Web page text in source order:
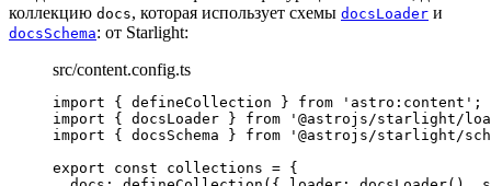
коллекцию docs, которая использует схемы docsLoader и
docsSchema: от Starlight:
src/content.config.ts
import { defineCollection } from ' astro:content ' ;
import { docsLoader } from ' @astrojs/starlight/
import { docsSchema } from ' @astrojs/starlight/
export const collections = {